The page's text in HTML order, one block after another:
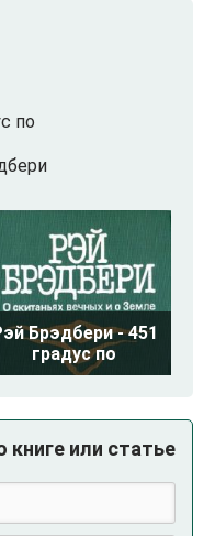
по
Брэдбери - 451
градус по
или статье